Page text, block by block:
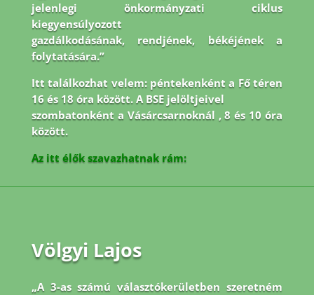
jelenlegi önkormányzati ciklus
kiegyensúlyozott
gazdálkodásának, rendjének, békéjének a
folytatására.”
Itt találkozhat velem: péntekenként a Fő téren
16 és 18 óra között. A BSE jelöltjeivel
szombatonként a Vásárcsarnoknál , 8 és 10 óra
között.
Az itt élők szavazhatnak rám:
Völgyi Lajos
„A 3-as számú választókerületben szeretném